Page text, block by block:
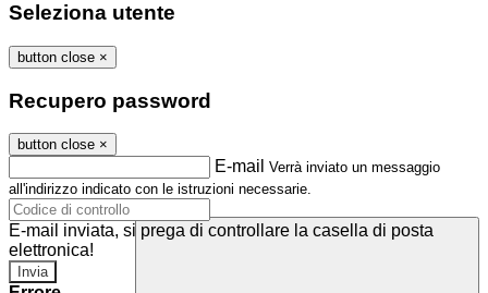
Seleziona utente
button close ×
Recupero password
button close ×
E-mail Verrà inviato un messaggio
all'indirizzo indicato con le istruzioni necessarie.
E-mail inviata, si prega di controllare la casella di posta
elettronica!